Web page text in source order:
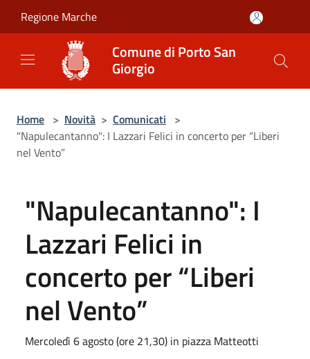
Regione Marche
Comune di Porto San
Giorgio
Home > Novità > Comunicati >
"Napulecantanno": I Lazzari Felici in concerto per “Liberi
nel Vento”
"Napulecantanno": I
Lazzari Felici in
concerto per “Liberi
nel Vento”
Mercoledì 6 agosto (ore 21,30) in piazza Matteotti